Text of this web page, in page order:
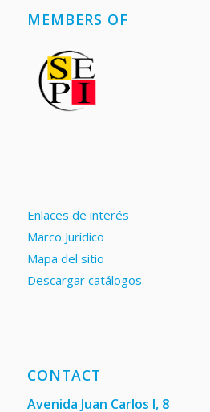
MEMBERS OF
Enlaces de interés
Marco Jurídico
Mapa del sitio
Descargar catálogos
CONTACT
Avenida Juan Carlos I, 8